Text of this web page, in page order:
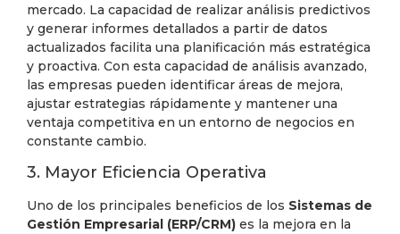
mercado. La capacidad de realizar análisis predictivos
y generar informes detallados a partir de datos
actualizados facilita una planificación más estratégica
y proactiva. Con esta capacidad de análisis avanzado,
las empresas pueden identificar áreas de mejora,
ajustar estrategias rápidamente y mantener una
ventaja competitiva en un entorno de negocios en
constante cambio.
3. Mayor Eficiencia Operativa
Uno de los principales beneficios de los Sistemas de
Gestión Empresarial (ERP/CRM) es la mejora en la